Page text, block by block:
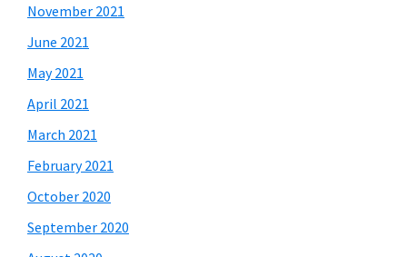
November 2021
June 2021
May 2021
April 2021
March 2021
February 2021
October 2020
September 2020